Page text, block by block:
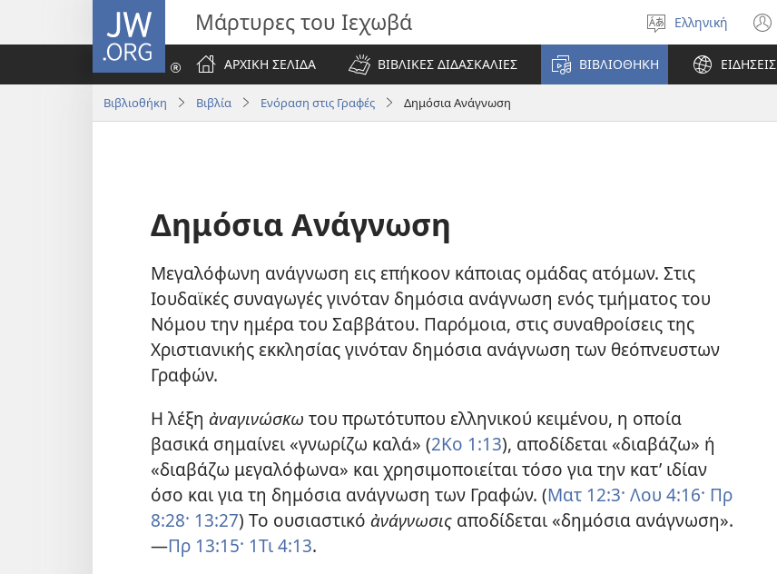
JW.ORG Μάρτυρες του Ιεχωβά
Επιλέξτε
γλώσσα
Ελληνική
ΑΡΧΙΚΗ ΣΕΛΙΔΑ
ΒΙΒΛΙΚΕΣ ΔΙΔΑΣΚΑΛΙΕΣ ΒΙΒΛΙΟΘΗΚΗ ΕΙΔΗΣΕΙΣ
Βιβλιοθήκη Βιβλία Ενόραση στις Γραφές Δημόσια Ανάγνωση
Δημόσια Ανάγνωση
Μεγαλόφωνη ανάγνωση εις επήκοον κάποιας ομάδας ατόμων. Στις
Ιουδαϊκές συναγωγές γινόταν δημόσια ανάγνωση ενός τμήματος του
Νόμου την ημέρα του Σαββάτου. Παρόμοια, στις συναθροίσεις της
Χριστιανικής εκκλησίας γινόταν δημόσια ανάγνωση των θεόπνευστων
Γραφών.
Η λέξη ἀναγινώσκω του πρωτότυπου ελληνικού κειμένου, η οποία
βασικά σημαίνει «γνωρίζω καλά» (2Κο 1:13), αποδίδεται «διαβάζω» ή
«διαβάζω μεγαλόφωνα» και χρησιμοποιείται τόσο για την κατ’ ιδίαν
όσο και για τη δημόσια ανάγνωση των Γραφών. (Ματ 12:3· Λου 4:16· Πρ
8:28· 13:27) Το ουσιαστικό ἀνάγνωσις αποδίδεται «δημόσια ανάγνωση».
—Πρ 13:15· 1Τι 4:13.